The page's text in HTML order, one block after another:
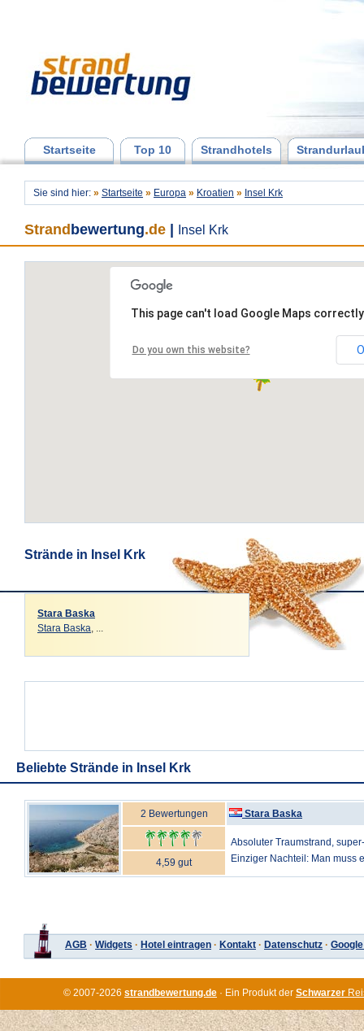
Startseite Top 10 Strandhotels
Sie sind hier: » Startseite » Europa » Kroatien » Insel Krk
Strand bewertung.de Insel Krk
This page can't load Google Maps
Do you own this website?
Strände in Insel Krk
Stara Baska
Stara Baska, ...
Beliebte Strände in Insel Krk
2 Bewertungen Stara Baska
Absoluter Traumstrand,
Einziger Nachteil: Man muss
4,59 gut
AGB · Widgets · Hotel eintragen · Kontakt · Datenschutz ·
© 2007-2026 strandbewertung.de · Ein Produkt der Schwarzer